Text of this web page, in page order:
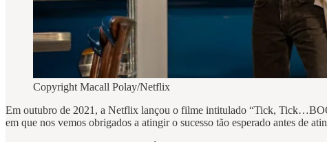
Copyright Macall Polay/Netflix
Em outubro de 2021, a Netflix lançou o filme intitulado “Tick,
em que nos vemos obrigados a atingir o sucesso tão esperado antes de